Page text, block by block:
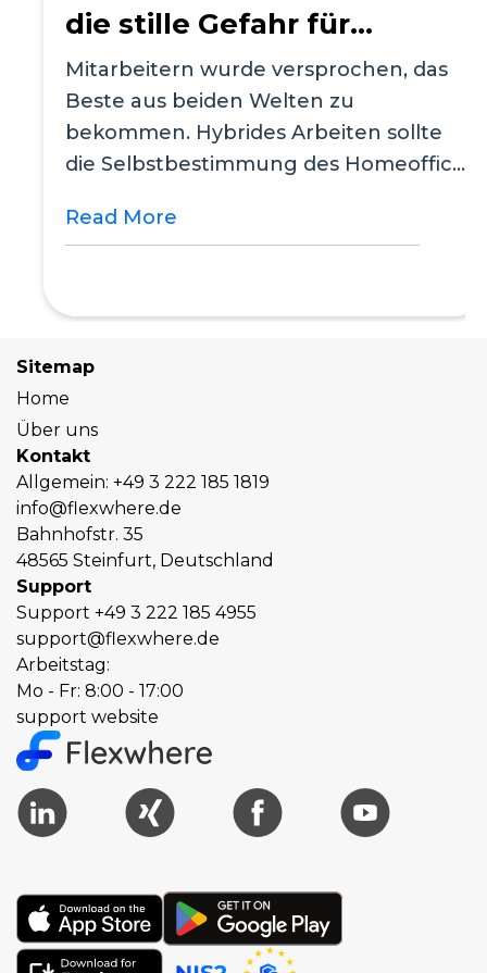
die stille Gefahr für
hybride Arbeitskulturen
ist
Mitarbeitern wurde versprochen, das
Beste aus beiden Welten zu
bekommen. Hybrides Arbeiten sollte
die Selbstbestimmung des Homeoffice
Read More
Sitemap
Home
Über uns
Kontakt
Allgemein: +49 3 222 185 1819
info@flexwhere.de
Bahnhofstr. 35
48565 Steinfurt, Deutschland
Support
Support +49 3 222 185 4955
support@flexwhere.de
Arbeitstag:
Mo - Fr: 8:00 - 17:00
support website